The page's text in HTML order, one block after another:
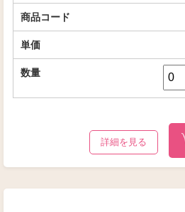
詳細を見る